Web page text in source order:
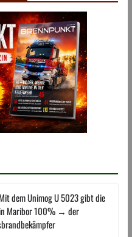
dem Unimog U 5023 gibt die
Maribor 100% → der